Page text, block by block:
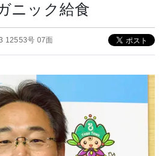
ニック給食
12553号 07面